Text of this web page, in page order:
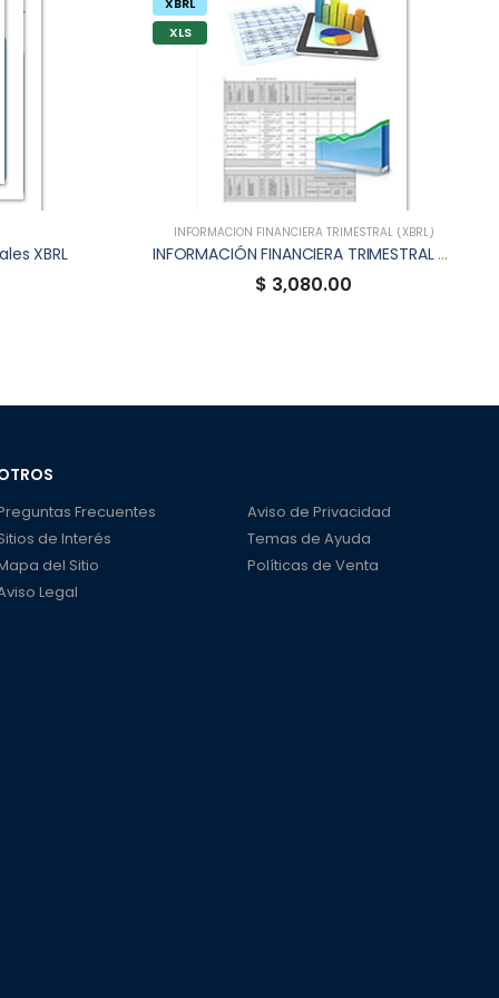
XBRL
XLS
INFORMACIÓN FINANCIERA TRIMESTRAL (XBRL)
INFORMACIÓN FINANCIERA TRIMESTRAL XBRL DE SIPYTCB
$ 3,080.00
Frecuentes
de Interés
del Sitio
Legal
Aviso de Privacidad
Temas de Ayuda
Políticas de Venta